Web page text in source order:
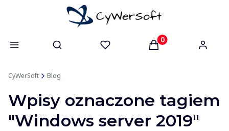
Otwórz wyszukiwarkę Produkty w
CyWerSoft Blog
Wpisy oznaczone tagiem
"Windows server 2019"